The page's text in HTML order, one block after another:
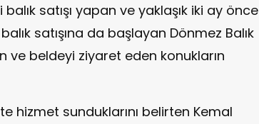
satışı yapan ve yaklaşık iki ay önce
satışına da başlayan Dönmez Balık
ve beldeyi ziyaret eden konukların
hizmet sunduklarını belirten Kemal